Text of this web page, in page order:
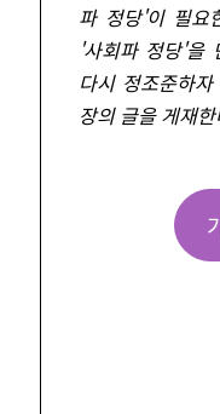
파 정당'이 필요
'사회파 정당'을
다시 정조준하
장의 글을 게재